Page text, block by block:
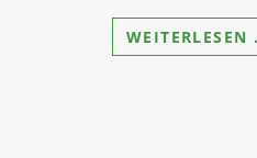
WEITERLESEN